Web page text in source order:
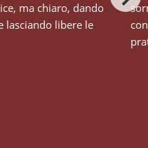
ma chiaro, dando
lasciando libere le